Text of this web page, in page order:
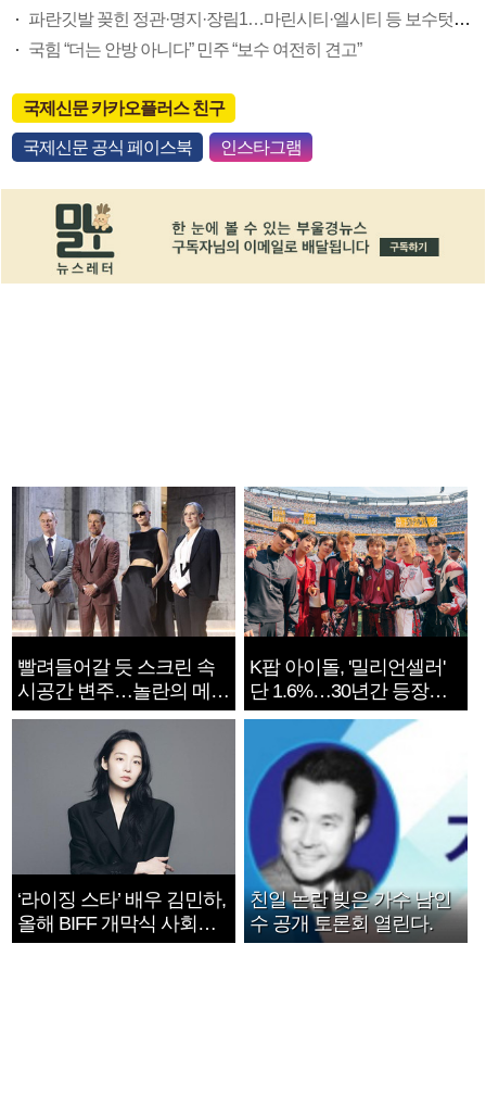
파란깃발 꽂힌 정관·명지·장림1…마린시티·엘시티 등 보수텃밭도 미세변화 감지
국힘 “더는 안방 아니다” 민주 “보수 여전히 견고”
국제신문 카카오플러스 친구
국제신문 공식 페이스북 인스타그램
빨려들어갈 듯 스크린 속
시공간 변주…놀란의 메시
지는 ‘전쟁 속죄’
K팝 아이돌, '밀리언셀러'
단 1.6%…30년간 등장
1182개팀 전수조사
‘라이징 스타’ 배우 김민하,
올해 BIFF 개막식 사회자
확정
친일 논란 빚은 가수 남인
수 공개 토론회 열린다.